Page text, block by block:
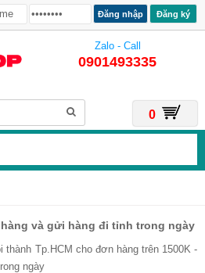
Đăng ký
Zalo - Call
0901493335
0
và gửi hàng đi tỉnh trong ngày
thành Tp.HCM cho đơn hàng trên 1500K -
ngày